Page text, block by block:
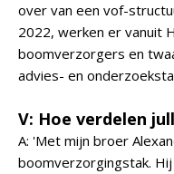
over van een vof-
2022, werken er vanuit
boomverzorgers en
advies- en
V: Hoe verdelen
A: 'Met mijn broer
boomverzorgingstak.